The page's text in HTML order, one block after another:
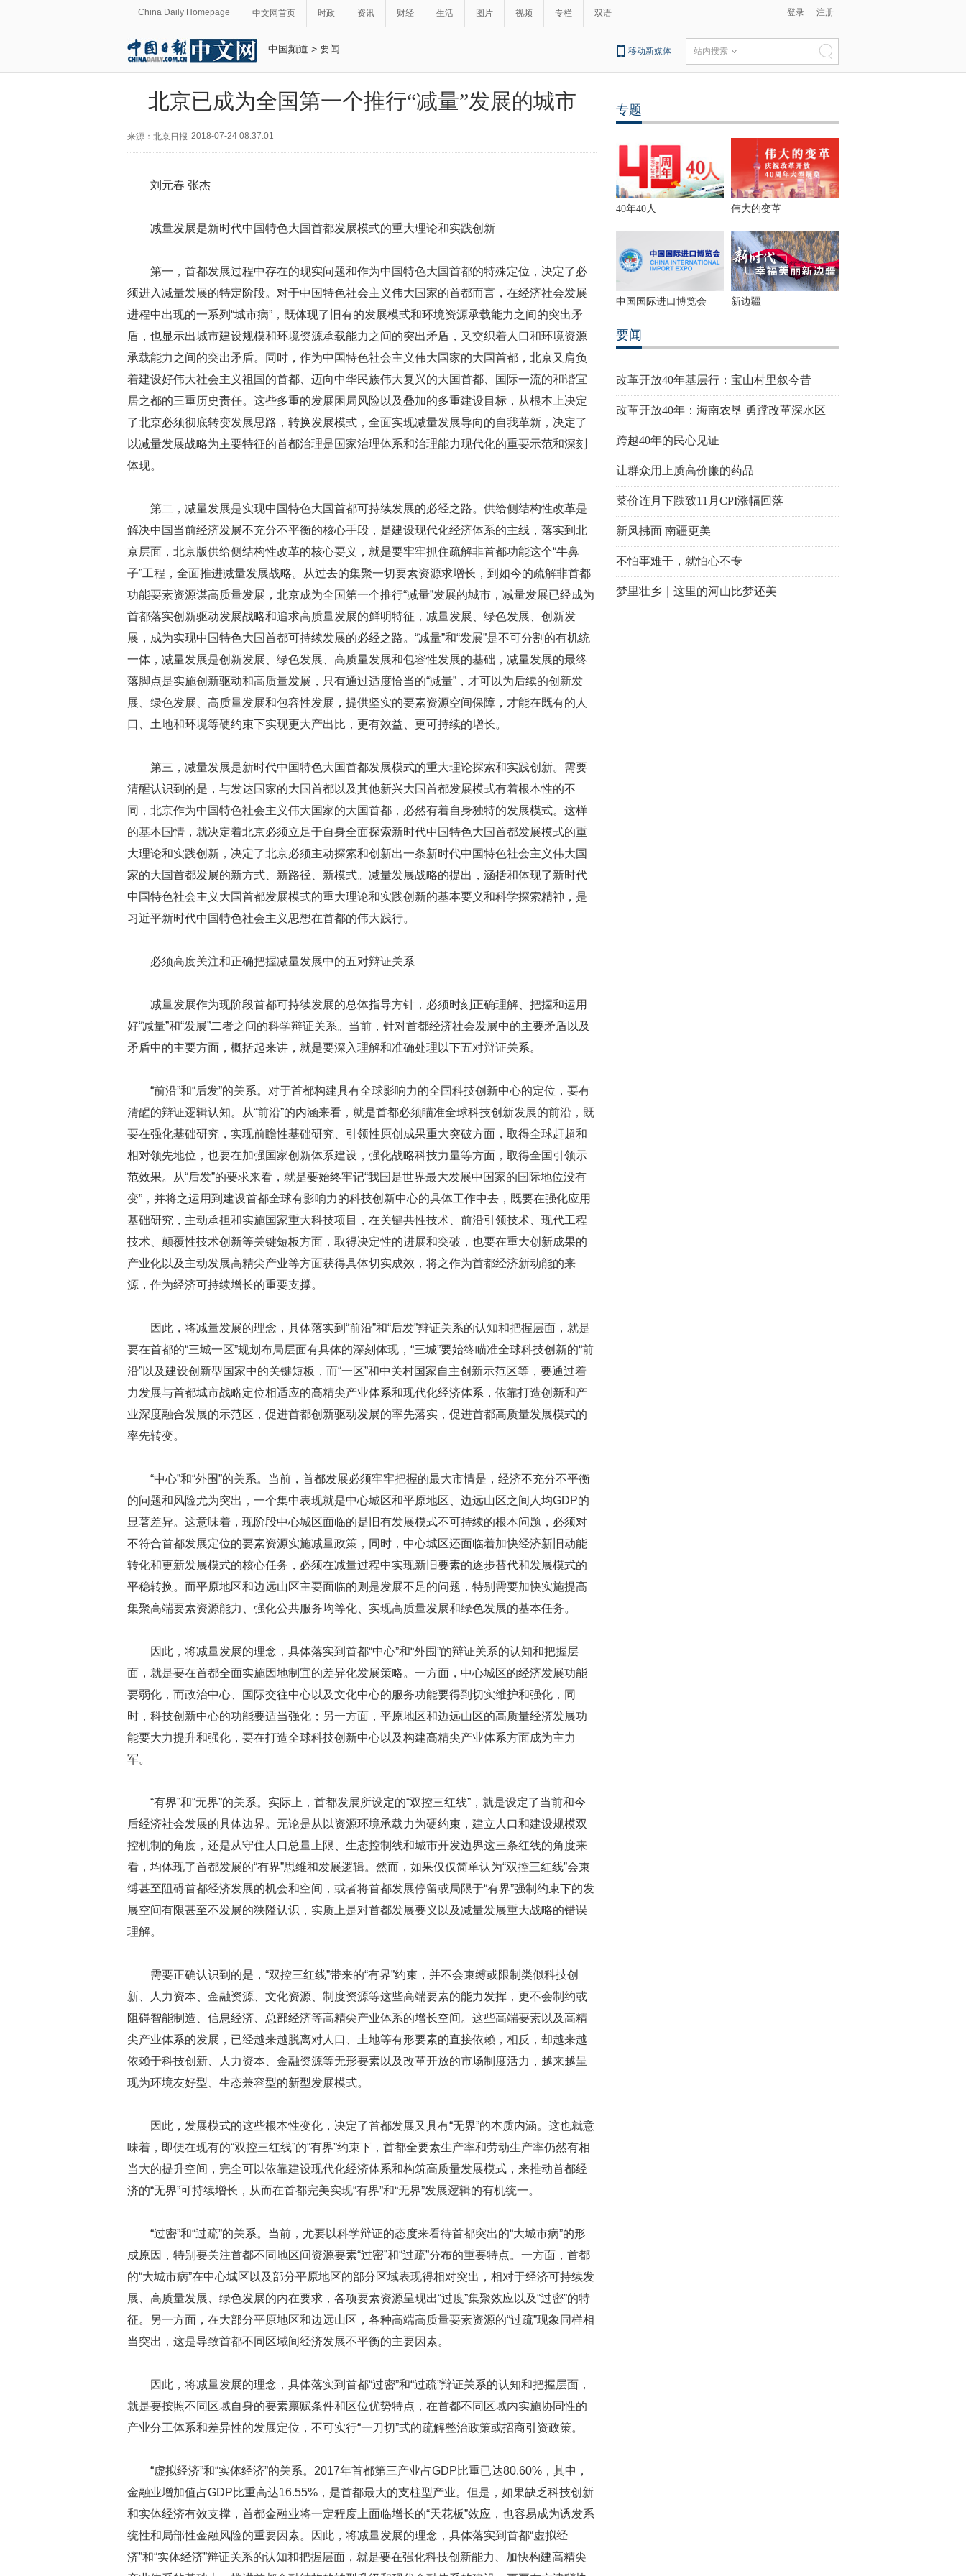
China Daily Homepage 中文网首页 时政 资讯 财经 生活 图片 视频 专栏 双语 登录 注册
中国频道 > 要闻 移动新媒体 站内搜索
北京已成为全国第一个推行“减量”发展的城市
来源：北京日报 2018-07-24 08:37:01
刘元春 张杰
减量发展是新时代中国特色大国首都发展模式的重大理论和实践创新
第一，首都发展过程中存在的现实问题和作为中国特色大国首都的特殊定位，决定了必
须进入减量发展的特定阶段。对于中国特色社会主义伟大国家的首都而言，在经济社会发展
进程中出现的一系列“城市病”，既体现了旧有的发展模式和环境资源承载能力之间的突出矛
盾，也显示出城市建设规模和环境资源承载能力之间的突出矛盾，又交织着人口和环境资源
承载能力之间的突出矛盾。同时，作为中国特色社会主义伟大国家的大国首都，北京又肩负
着建设好伟大社会主义祖国的首都、迈向中华民族伟大复兴的大国首都、国际一流的和谐宜
居之都的三重历史责任。这些多重的发展困局风险以及叠加的多重建设目标，从根本上决定
了北京必须彻底转变发展思路，转换发展模式，全面实现减量发展导向的自我革新，决定了
以减量发展战略为主要特征的首都治理是国家治理体系和治理能力现代化的重要示范和深刻
体现。
第二，减量发展是实现中国特色大国首都可持续发展的必经之路。供给侧结构性改革是
解决中国当前经济发展不充分不平衡的核心手段，是建设现代化经济体系的主线，落实到北
京层面，北京版供给侧结构性改革的核心要义，就是要牢牢抓住疏解非首都功能这个“牛鼻
子”工程，全面推进减量发展战略。从过去的集聚一切要素资源求增长，到如今的疏解非首都
功能要素资源谋高质量发展，北京成为全国第一个推行“减量”发展的城市，减量发展已经成为
首都落实创新驱动发展战略和追求高质量发展的鲜明特征，减量发展、绿色发展、创新发
展，成为实现中国特色大国首都可持续发展的必经之路。“减量”和“发展”是不可分割的有机统
一体，减量发展是创新发展、绿色发展、高质量发展和包容性发展的基础，减量发展的最终
落脚点是实施创新驱动和高质量发展，只有通过适度恰当的“减量”，才可以为后续的创新发
展、绿色发展、高质量发展和包容性发展，提供坚实的要素资源空间保障，才能在既有的人
口、土地和环境等硬约束下实现更大产出比，更有效益、更可持续的增长。
第三，减量发展是新时代中国特色大国首都发展模式的重大理论探索和实践创新。需要
清醒认识到的是，与发达国家的大国首都以及其他新兴大国首都发展模式有着根本性的不
同，北京作为中国特色社会主义伟大国家的大国首都，必然有着自身独特的发展模式。这样
的基本国情，就决定着北京必须立足于自身全面探索新时代中国特色大国首都发展模式的重
大理论和实践创新，决定了北京必须主动探索和创新出一条新时代中国特色社会主义伟大国
家的大国首都发展的新方式、新路径、新模式。减量发展战略的提出，涵括和体现了新时代
中国特色社会主义大国首都发展模式的重大理论和实践创新的基本要义和科学探索精神，是
习近平新时代中国特色社会主义思想在首都的伟大践行。
必须高度关注和正确把握减量发展中的五对辩证关系
减量发展作为现阶段首都可持续发展的总体指导方针，必须时刻正确理解、把握和运用
好“减量”和“发展”二者之间的科学辩证关系。当前，针对首都经济社会发展中的主要矛盾以及
矛盾中的主要方面，概括起来讲，就是要深入理解和准确处理以下五对辩证关系。
“前沿”和“后发”的关系。对于首都构建具有全球影响力的全国科技创新中心的定位，要有
清醒的辩证逻辑认知。从“前沿”的内涵来看，就是首都必须瞄准全球科技创新发展的前沿，既
要在强化基础研究，实现前瞻性基础研究、引领性原创成果重大突破方面，取得全球赶超和
相对领先地位，也要在加强国家创新体系建设，强化战略科技力量等方面，取得全国引领示
范效果。从“后发”的要求来看，就是要始终牢记“我国是世界最大发展中国家的国际地位没有
变”，并将之运用到建设首都全球有影响力的科技创新中心的具体工作中去，既要在强化应用
基础研究，主动承担和实施国家重大科技项目，在关键共性技术、前沿引领技术、现代工程
技术、颠覆性技术创新等关键短板方面，取得决定性的进展和突破，也要在重大创新成果的
产业化以及主动发展高精尖产业等方面获得具体切实成效，将之作为首都经济新动能的来
源，作为经济可持续增长的重要支撑。
因此，将减量发展的理念，具体落实到“前沿”和“后发”辩证关系的认知和把握层面，就是
要在首都的“三城一区”规划布局层面有具体的深刻体现，“三城”要始终瞄准全球科技创新的“前
沿”以及建设创新型国家中的关键短板，而“一区”和中关村国家自主创新示范区等，要通过着
力发展与首都城市战略定位相适应的高精尖产业体系和现代化经济体系，依靠打造创新和产
业深度融合发展的示范区，促进首都创新驱动发展的率先落实，促进首都高质量发展模式的
率先转变。
“中心”和“外围”的关系。当前，首都发展必须牢牢把握的最大市情是，经济不充分不平衡
的问题和风险尤为突出，一个集中表现就是中心城区和平原地区、边远山区之间人均GDP的
显著差异。这意味着，现阶段中心城区面临的是旧有发展模式不可持续的根本问题，必须对
不符合首都发展定位的要素资源实施减量政策，同时，中心城区还面临着加快经济新旧动能
转化和更新发展模式的核心任务，必须在减量过程中实现新旧要素的逐步替代和发展模式的
平稳转换。而平原地区和边远山区主要面临的则是发展不足的问题，特别需要加快实施提高
集聚高端要素资源能力、强化公共服务均等化、实现高质量发展和绿色发展的基本任务。
因此，将减量发展的理念，具体落实到首都“中心”和“外围”的辩证关系的认知和把握层
面，就是要在首都全面实施因地制宜的差异化发展策略。一方面，中心城区的经济发展功能
要弱化，而政治中心、国际交往中心以及文化中心的服务功能要得到切实维护和强化，同
时，科技创新中心的功能要适当强化；另一方面，平原地区和边远山区的高质量经济发展功
能要大力提升和强化，要在打造全球科技创新中心以及构建高精尖产业体系方面成为主力
军。
“有界”和“无界”的关系。实际上，首都发展所设定的“双控三红线”，就是设定了当前和今
后经济社会发展的具体边界。无论是从以资源环境承载力为硬约束，建立人口和建设规模双
控机制的角度，还是从守住人口总量上限、生态控制线和城市开发边界这三条红线的角度来
看，均体现了首都发展的“有界”思维和发展逻辑。然而，如果仅仅简单认为“双控三红线”会束
缚甚至阻碍首都经济发展的机会和空间，或者将首都发展停留或局限于“有界”强制约束下的发
展空间有限甚至不发展的狭隘认识，实质上是对首都发展要义以及减量发展重大战略的错误
理解。
需要正确认识到的是，“双控三红线”带来的“有界”约束，并不会束缚或限制类似科技创
新、人力资本、金融资源、文化资源、制度资源等这些高端要素的能力发挥，更不会制约或
阻碍智能制造、信息经济、总部经济等高精尖产业体系的增长空间。这些高端要素以及高精
尖产业体系的发展，已经越来越脱离对人口、土地等有形要素的直接依赖，相反，却越来越
依赖于科技创新、人力资本、金融资源等无形要素以及改革开放的市场制度活力，越来越呈
现为环境友好型、生态兼容型的新型发展模式。
因此，发展模式的这些根本性变化，决定了首都发展又具有“无界”的本质内涵。这也就意
味着，即便在现有的“双控三红线”的“有界”约束下，首都全要素生产率和劳动生产率仍然有相
当大的提升空间，完全可以依靠建设现代化经济体系和构筑高质量发展模式，来推动首都经
济的“无界”可持续增长，从而在首都完美实现“有界”和“无界”发展逻辑的有机统一。
“过密”和“过疏”的关系。当前，尤要以科学辩证的态度来看待首都突出的“大城市病”的形
成原因，特别要关注首都不同地区间资源要素“过密”和“过疏”分布的重要特点。一方面，首都
的“大城市病”在中心城区以及部分平原地区的部分区域表现得相对突出，相对于经济可持续发
展、高质量发展、绿色发展的内在要求，各项要素资源呈现出“过度”集聚效应以及“过密”的特
征。另一方面，在大部分平原地区和边远山区，各种高端高质量要素资源的“过疏”现象同样相
当突出，这是导致首都不同区域间经济发展不平衡的主要因素。
因此，将减量发展的理念，具体落实到首都“过密”和“过疏”辩证关系的认知和把握层面，
就是要按照不同区域自身的要素禀赋条件和区位优势特点，在首都不同区域内实施协同性的
产业分工体系和差异性的发展定位，不可实行“一刀切”式的疏解整治政策或招商引资政策。
“虚拟经济”和“实体经济”的关系。2017年首都第三产业占GDP比重已达80.60%，其中，
金融业增加值占GDP比重高达16.55%，是首都最大的支柱型产业。但是，如果缺乏科技创新
和实体经济有效支撑，首都金融业将一定程度上面临增长的“天花板”效应，也容易成为诱发系
统性和局部性金融风险的重要因素。因此，将减量发展的理念，具体落实到首都“虚拟经
济”和“实体经济”辩证关系的认知和把握层面，就是要在强化科技创新能力、加快构建高精尖
专题
40年40人 伟大的变革
中国国际进口博览会 新边疆
要闻
改革开放40年基层行：宝山村里叙今昔
改革开放40年：海南农垦 勇蹚改革深水区
跨越40年的民心见证
让群众用上质高价廉的药品
菜价连月下跌致11月CPI涨幅回落
新风拂面 南疆更美
不怕事难干，就怕心不专
梦里壮乡｜这里的河山比梦还美